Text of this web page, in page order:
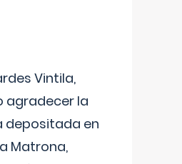
Vintila,
agradecer la
depositada en
Matrona,